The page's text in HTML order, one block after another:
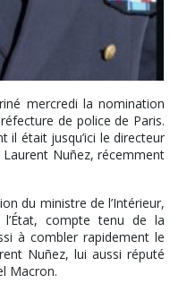
mercredi la nomination
de police de Paris.
il était jusqu’ici le directeur
Laurent Nuñez, récemment
du ministre de l’Intérieur,
compte tenu de la
à combler rapidement le
Nuñez, lui aussi réputé
Macron.